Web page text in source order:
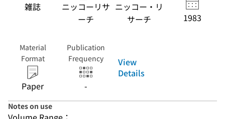
雑誌
ニッコーリサ
ーチ
ニッコー・リ
サーチ
1983
Material
Format
Paper
Publication
Frequency
-
View
Details
Notes on use